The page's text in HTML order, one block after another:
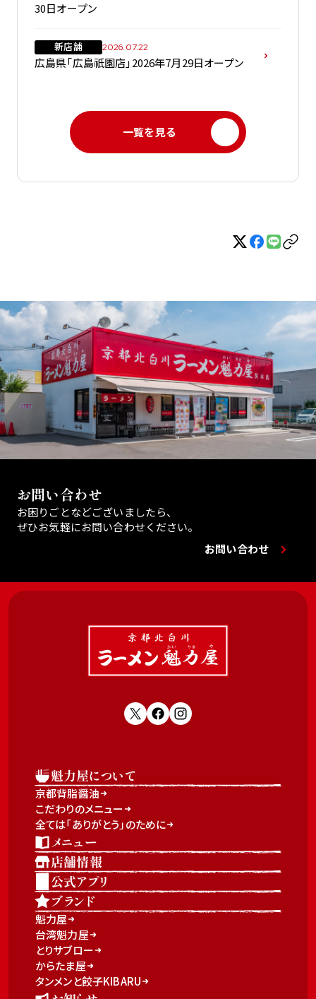
30日オープン
新店舗 2026.07.22
広島県「広島祇園店」2026年7月29日オープン
一覧を見る
お問い合わせ
お困りごとなどございましたら、
ぜひお気軽にお問い合わせください。
お問い合わせ
魁力屋について
京都背脂醤油
こだわりのメニュー
全ては「ありがとう」のために
メニュー
店舗情報
公式アプリ
ブランド
魁力屋
台湾魁力屋
とりサブロー
からたま屋
タンメンと餃子KIBARU